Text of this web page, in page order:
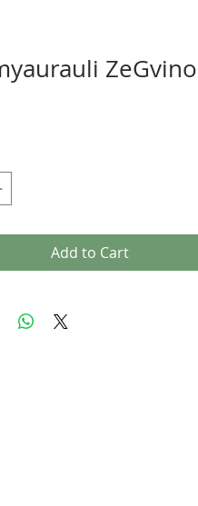
ZeGvino
Add to Cart